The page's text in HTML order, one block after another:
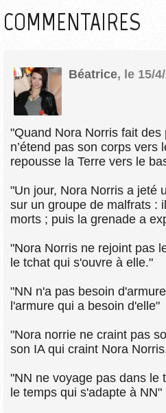
COMMENTAIRES
Béatrice, le 15/
"Quand Nora Norris fait des
n’étend pas son corps vers
repousse la Terre vers le
"Un jour, Nora Norris a jeté
sur un groupe de malfrats :
morts ; puis la grenade a
"Nora Norris ne rejoint pas
le tchat qui s'ouvre à elle."
"NN n'a pas besoin
l'armure qui a besoin d'elle"
"Nora norrie ne craint pas
son IA qui craint Nora
"NN ne voyage pas dans le
le temps qui s'adapte à NN"